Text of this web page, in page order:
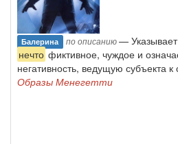
Балерина по описанию—
нечто фиктивное, чуждое и
негативность, ведущую субъекта
Образы Менегетти